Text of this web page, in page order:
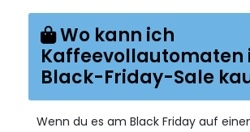
Wo kann ich
Kaffeevollautomaten
Black-Friday-Sale
Wenn du es am Black Friday auf